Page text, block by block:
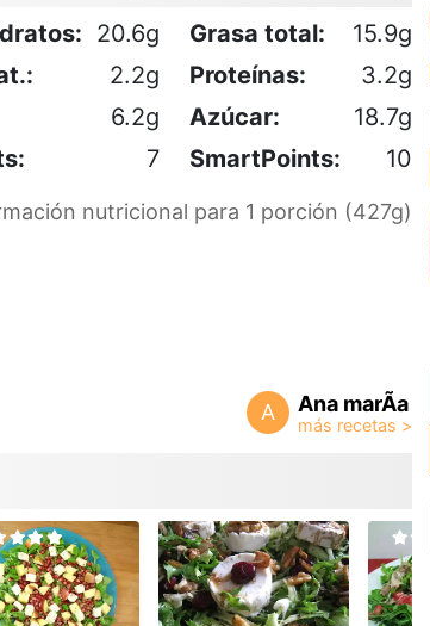
20.6g Grasa total:
15.9g
2.2g Proteínas:
3.2g
6.2g Azúcar:
18.7g
7 SmartPoints: 10
nutricional para 1 porción (427g)
A Ana marÃ­a